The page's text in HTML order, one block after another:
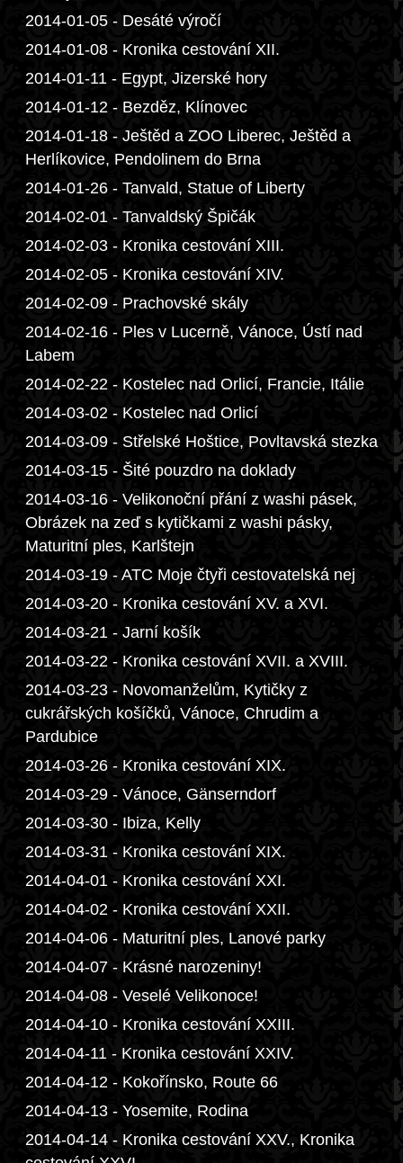
2014-01-05 - Desáté výročí
2014-01-08 - Kronika cestování XII.
2014-01-11 - Egypt, Jizerské hory
2014-01-12 - Bezděz, Klínovec
2014-01-18 - Ještěd a ZOO Liberec, Ještěd a
Herlíkovice, Pendolinem do Brna
2014-01-26 - Tanvald, Statue of Liberty
2014-02-01 - Tanvaldský Špičák
2014-02-03 - Kronika cestování XIII.
2014-02-05 - Kronika cestování XIV.
2014-02-09 - Prachovské skály
2014-02-16 - Ples v Lucerně, Vánoce, Ústí nad
Labem
2014-02-22 - Kostelec nad Orlicí, Francie, Itálie
2014-03-02 - Kostelec nad Orlicí
2014-03-09 - Střelské Hoštice, Povltavská stezka
2014-03-15 - Šité pouzdro na doklady
2014-03-16 - Velikonoční přání z washi pásek,
Obrázek na zeď s kytičkami z washi pásky,
Maturitní ples, Karlštejn
2014-03-19 - ATC Moje čtyři cestovatelská nej
2014-03-20 - Kronika cestování XV. a XVI.
2014-03-21 - Jarní košík
2014-03-22 - Kronika cestování XVII. a XVIII.
2014-03-23 - Novomanželům, Kytičky z
cukrářských košíčků, Vánoce, Chrudim a
Pardubice
2014-03-26 - Kronika cestování XIX.
2014-03-29 - Vánoce, Gänserndorf
2014-03-30 - Ibiza, Kelly
2014-03-31 - Kronika cestování XIX.
2014-04-01 - Kronika cestování XXI.
2014-04-02 - Kronika cestování XXII.
2014-04-06 - Maturitní ples, Lanové parky
2014-04-07 - Krásné narozeniny!
2014-04-08 - Veselé Velikonoce!
2014-04-10 - Kronika cestování XXIII.
2014-04-11 - Kronika cestování XXIV.
2014-04-12 - Kokořínsko, Route 66
2014-04-13 - Yosemite, Rodina
2014-04-14 - Kronika cestování XXV., Kronika